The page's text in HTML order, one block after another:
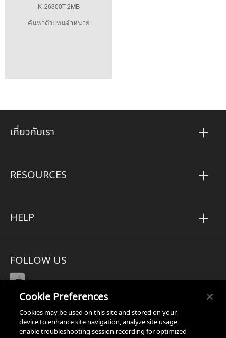
K-26300T-2MB
ค้นหาตัวแทนจำหน่าย
เกี่ยวกับเรา
RESOURCES
HELP
FOLLOW US
Subject Access Request
Privacy
Cookie Preferences
Cookies may be used on this site and stored on your
device to enhance site navigation, analyze site usage,
enable troubleshooting session recording for optimized